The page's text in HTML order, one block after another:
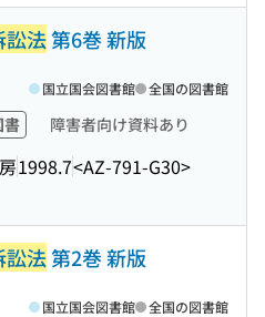
訟法第6巻 新版
書 障害者向け資料あり
1998.7<AZ-791-G30>
国立国会図書館 全国の図書館
訟法第2巻 新版
国立国会図書館 全国の図書館